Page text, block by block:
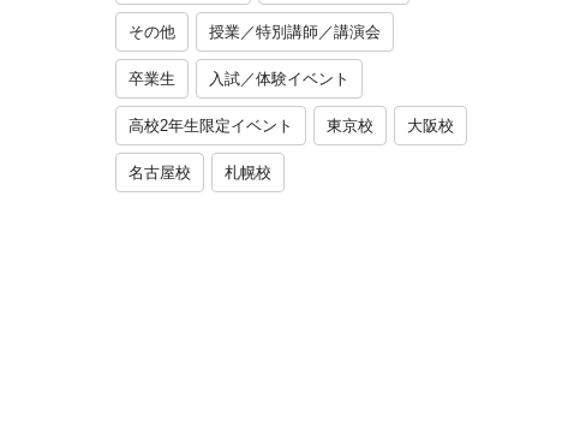
その他 授業／特別講師／講演会
卒業生 入試／体験イベント
高校2年生限定イベント 東京校 大阪校
名古屋校 札幌校